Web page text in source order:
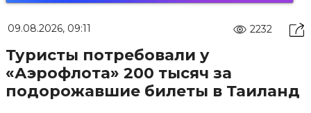
09.08.2026, 09:11 2232
Туристы потребовали у
«Аэрофлота» 200 тысяч за
подорожавшие билеты в Таиланд